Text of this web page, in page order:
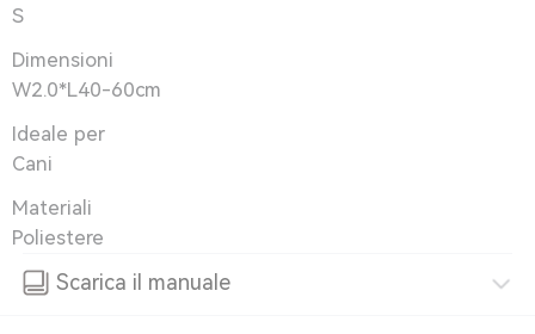
S
Dimensioni
W2.0*L40-60cm
Ideale per
Cani
Materiali
Poliestere
Scarica il manuale